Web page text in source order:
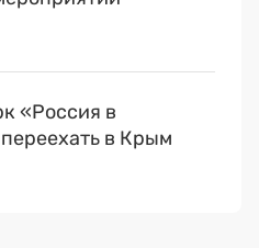
«Россия в
в Крым